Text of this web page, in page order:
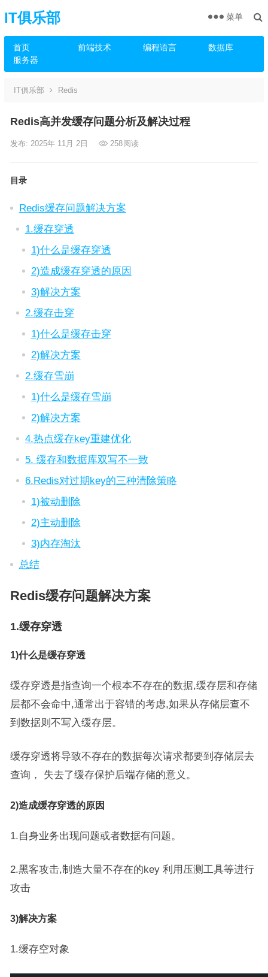
IT俱乐部
首页 前端技术 编程语言
数据库
服务器
菜单
IT俱乐部 Redis
Redis高并发缓存问题分析及解决过程
发布: 2025年 11月 2日 258阅读
目录
Redis缓存问题解决方案
1.缓存穿透
1)什么是缓存穿透
2)造成缓存穿透的原因
3)解决方案
2.缓存击穿
1)什么是缓存击穿
2)解决方案
2.缓存雪崩
1)什么是缓存雪崩
2)解决方案
4.热点缓存key重建优化
5. 缓存和数据库双写不一致
6.Redis对过期key的三种清除策略
1)被动删除
2)主动删除
3)内存淘汰
总结
Redis缓存问题解决方案
1.缓存穿透
1)什么是缓存穿透
缓存穿透是指查询一个根本不存在的数据,缓存层和存储
层都不会命中,通常出于容错的考虑,如果从存储层查不
到数据则不写入缓存层。
缓存穿透将导致不存在的数据每次请求都要到存储层去
查询， 失去了缓存保护后端存储的意义。
2)造成缓存穿透的原因
1.自身业务出现问题或者数据有问题。
2.黑客攻击,制造大量不存在的key 利用压测工具等进行
攻击
3)解决方案
1.缓存空对象